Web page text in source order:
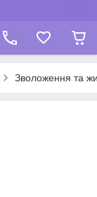
Зволоження та